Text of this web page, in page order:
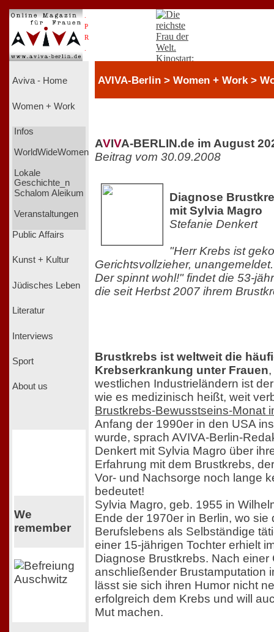
P
R
Aviva - Home
Women + Work
Infos
WorldWideWomen
Lokale
Geschichte_n
Schalom Aleikum
Veranstaltungen
Public Affairs
Kunst + Kultur
Jüdisches Leben
Literatur
Interviews
Sport
About us
We
remember
AVIVA-Berlin > Women + Work >
AVIVA-BERLIN.de im August
Beitrag vom 30.09.2008
Diagnose
mit Sylvia Magro
Stefanie Denkert
"Herr Krebs ist
Gerichtsvollzieher,
Der spinnt wohl!" findet die 53-
die seit Herbst 2007 ihrem
Brustkrebs ist weltweit die
Krebserkrankung unter Frauen
westlichen Industrieländern ist
wie es medizinisch heißt, weit
Brustkrebs-Bewusstseins-Monat
Anfang der 1990er in den USA
wurde, sprach AVIVA-Berlin-
Denkert mit Sylvia Magro über
Erfahrung mit dem Brustkrebs,
Vor- und Nachsorge noch lange
bedeutet!
Sylvia Magro, geb. 1955 in
Ende der 1970er in Berlin, wo sie
Berufslebens als Selbständige
einer 15-jährigen Tochter erhielt
Diagnose Brustkrebs. Nach
anschließender Brustamputation
lässt sie sich ihren Humor nicht
erfolgreich dem Krebs und will
Mut machen.